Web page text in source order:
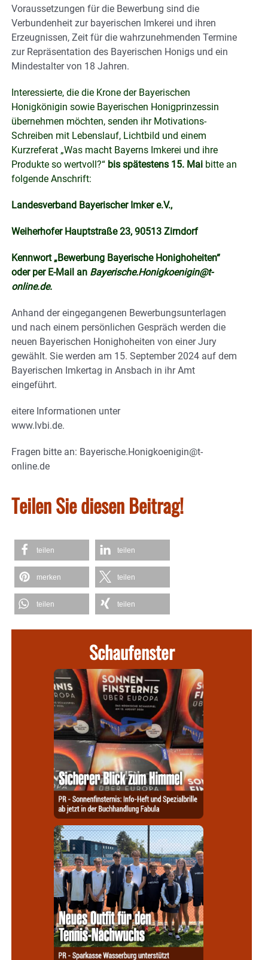
Voraussetzungen für die Bewerbung sind die
Verbundenheit zur bayerischen Imkerei und ihren
Erzeugnissen, Zeit für die wahrzunehmenden Termine
zur Repräsentation des Bayerischen Honigs und ein
Mindestalter von 18 Jahren.
Interessierte, die die Krone der Bayerischen
Honigkönigin sowie Bayerischen Honigprinzessin
übernehmen möchten, senden ihr Motivations-
Schreiben mit Lebenslauf, Lichtbild und einem
Kurzreferat „Was macht Bayerns Imkerei und ihre
Produkte so wertvoll?“ bis spätestens 15. Mai bitte an
folgende Anschrift:
Landesverband Bayerischer Imker e.V.,
Weiherhofer Hauptstraße 23, 90513 Zirndorf
Kennwort „Bewerbung Bayerische Honighoheiten“
oder per E-Mail an Bayerische.Honigkoenigin@t-
online.de.
Anhand der eingegangenen Bewerbungsunterlagen
und nach einem persönlichen Gespräch werden die
neuen Bayerischen Honighoheiten von einer Jury
gewählt. Sie werden am 15. September 2024 auf dem
Bayerischen Imkertag in Ansbach in ihr Amt
eingeführt.
eitere Informationen unter
www.lvbi.de.
Fragen bitte an: Bayerische.Honigkoenigin@t-
online.de
Teilen Sie diesen Beitrag!
teilen teilen
merken teilen
teilen teilen
Schaufenster